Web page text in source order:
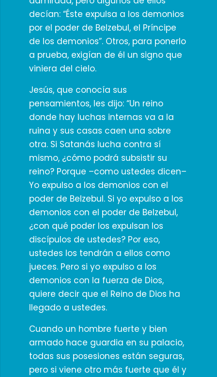
decían: “Éste expulsa a los demonios
por el poder de Belzebul, el Príncipe
de los demonios”. Otros, para ponerlo
a prueba, exigían de él un signo que
viniera del cielo.
Jesús, que conocía sus
pensamientos, les dijo: “Un reino
donde hay luchas internas va a la
ruina y sus casas caen una sobre
otra. Si Satanás lucha contra sí
mismo, ¿cómo podrá subsistir su
reino? Porque –como ustedes dicen–
Yo expulso a los demonios con el
poder de Belzebul. Si yo expulso a los
demonios con el poder de Belzebul,
¿con qué poder los expulsan los
discípulos de ustedes? Por eso,
ustedes los tendrán a ellos como
jueces. Pero si yo expulso a los
demonios con la fuerza de Dios,
quiere decir que el Reino de Dios ha
llegado a ustedes.
Cuando un hombre fuerte y bien
armado hace guardia en su palacio,
todas sus posesiones están seguras,
pero si viene otro más fuerte que él y